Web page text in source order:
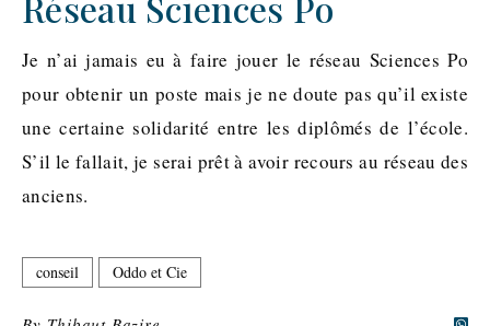
Je n’ai jamais eu à faire jouer le réseau Sciences Po
pour obtenir un poste mais je ne doute pas qu’il existe
une certaine solidarité entre les diplômés de l’école.
S’il le fallait, je serai prêt à avoir recours au réseau des
anciens.
conseil Oddo et Cie